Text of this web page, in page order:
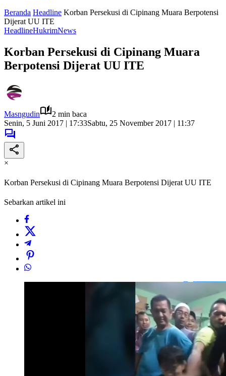
Beranda Headline Korban Persekusi di Cipinang Muara Berpotensi
Dijerat UU ITE
HeadlineHukrimNews
Korban Persekusi di Cipinang Muara
Berpotensi Dijerat UU ITE
Masngudin
2 min baca
Senin, 5 Juni 2017 | 17:33Sabtu, 25 November 2017 | 11:37
×
Korban Persekusi di Cipinang Muara Berpotensi Dijerat UU ITE
Sebarkan artikel ini